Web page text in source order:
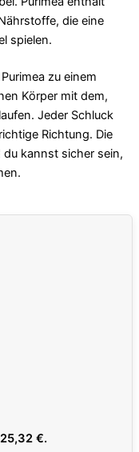
die eine
spielen.
zu einem
Körper mit dem,
Jeder Schluck
Richtung. Die
kannst sicher sein,
€.